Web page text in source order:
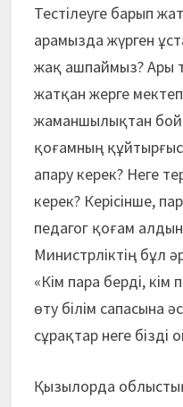
Тестілеуге барып
арамызда жүрген
жақ ашпаймыз? Ары
жатқан жерге мектеп
жаманшылықтан
қоғамның
апару керек? Неге
керек? Керісінше,
педагог қоғам
Министрліктің бұл
«Кім пара берді, кім
өту білім сапасына
сұрақтар неге
Қызылорда